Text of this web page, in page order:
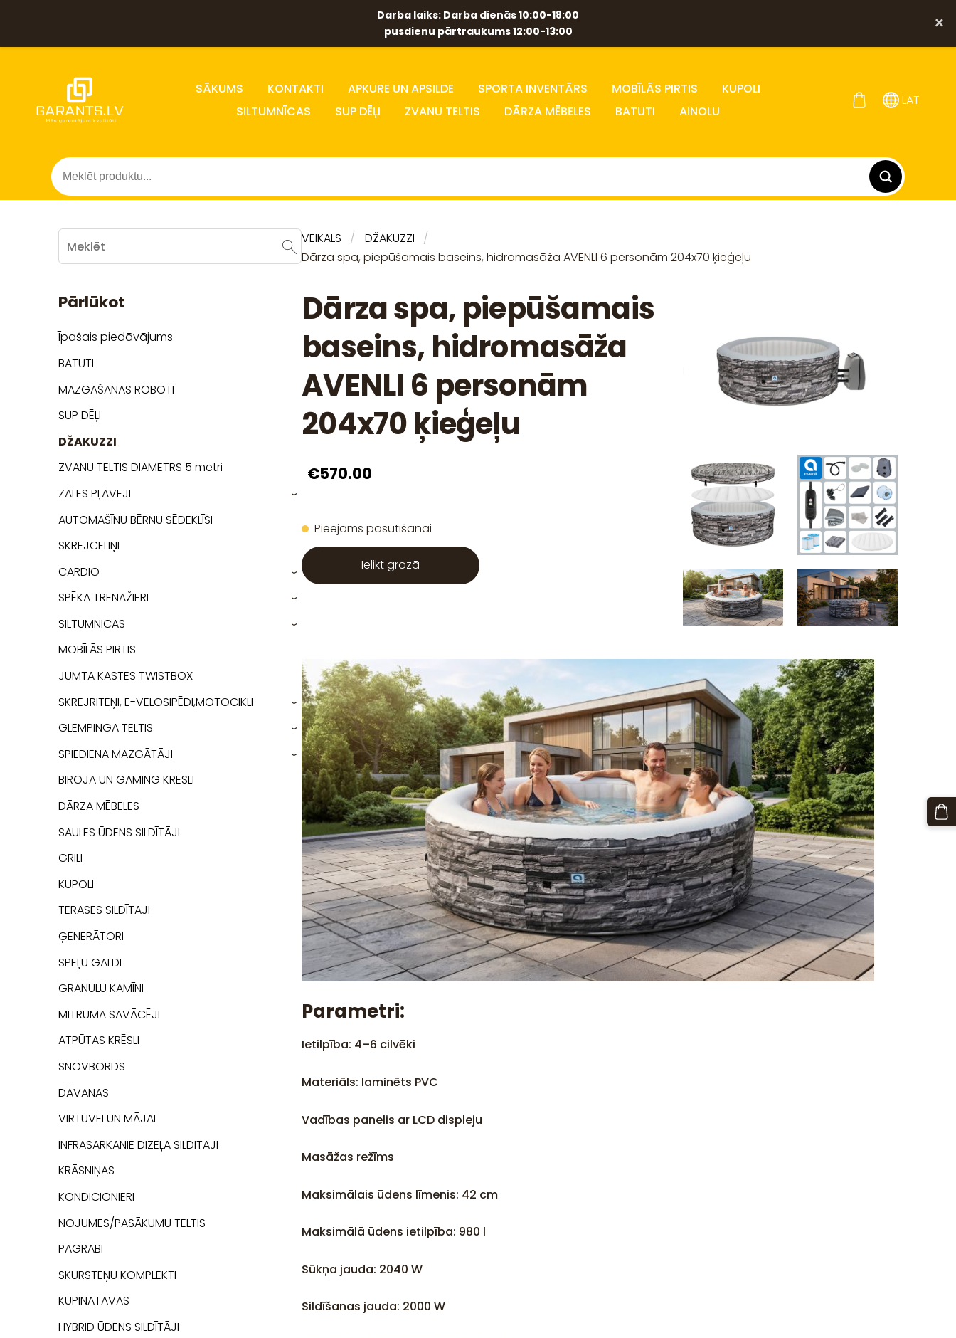
Darba laiks: Darba dienās 10:00-18:00
pusdienu pārtraukums 12:00-13:00
×
SĀKUMS KONTAKTI APKURE UN APSILDE SPORTA INVENTĀRS MOBĪLĀS PIRTIS
KUPOLI
SILTUMNĪCAS
SUP DĒĻI ZVANU TELTIS DĀRZA MĒBELES BATUTI AINOLU
LAT
Pārlūkot
Īpašais piedāvājums
BATUTI
MAZGĀŠANAS ROBOTI
SUP DĒĻI
DŽAKUZZI
ZVANU TELTIS DIAMETRS 5 metri
ZĀLES PĻĀVEJI
›
AUTOMAŠĪNU BĒRNU SĒDEKLĪŠI
SKREJCELIŅI
CARDIO
›
SPĒKA TRENAŽIERI ›
SILTUMNĪCAS ›
MOBĪLĀS PIRTIS
JUMTA KASTES TWISTBOX
SKREJRITEŅI, E-VELOSIPĒDI,MOTOCIKLI
›
GLEMPINGA TELTIS ›
SPIEDIENA MAZGĀTĀJI ›
BIROJA UN GAMING KRĒSLI
DĀRZA MĒBELES
SAULES ŪDENS SILDĪTĀJI
GRILI
KUPOLI
TERASES SILDĪTAJI
ĢENERĀTORI
SPĒĻU GALDI
GRANULU KAMĪNI
MITRUMA SAVĀCĒJI
ATPŪTAS KRĒSLI
SNOVBORDS
DĀVANAS
VIRTUVEI UN MĀJAI
INFRASARKANIE DĪZEĻA SILDĪTĀJI
KRĀSNIŅAS
KONDICIONIERI
NOJUMES/PASĀKUMU TELTIS
PAGRABI
SKURSTEŅU KOMPLEKTI
KŪPINĀTAVAS
HYBRID ŪDENS SILDĪTĀJI
VEIKALS
DŽAKUZZI
Dārza spa, piepūšamais baseins, hidromasāža AVENLI 6 personām 204x70 ķieģeļu
Dārza spa, piepūšamais
baseins, hidromasāža
AVENLI 6 personām
204x70 ķieģeļu
€570.00
Pieejams pasūtīšanai
Ielikt grozā
Parametri:
Ietilpība: 4–6 cilvēki
Materiāls: laminēts PVC
Vadības panelis ar LCD displeju
Masāžas režīms
Maksimālais ūdens līmenis: 42 cm
Maksimālā ūdens ietilpība: 980 l
Sūkņa jauda: 2040 W
Sildīšanas jauda: 2000 W